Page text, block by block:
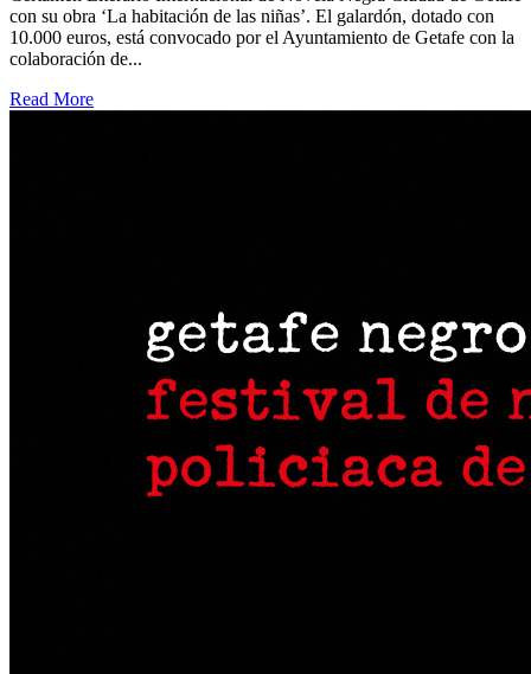
con su obra ‘La habitación de las niñas’. El galardón, dotado con
10.000 euros, está convocado por el Ayuntamiento de Getafe con la
colaboración de...
Read More